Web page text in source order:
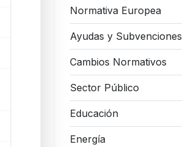
Normativa Europea
Ayudas y Subvenciones
Cambios Normativos
Sector Público
Educación
Energía